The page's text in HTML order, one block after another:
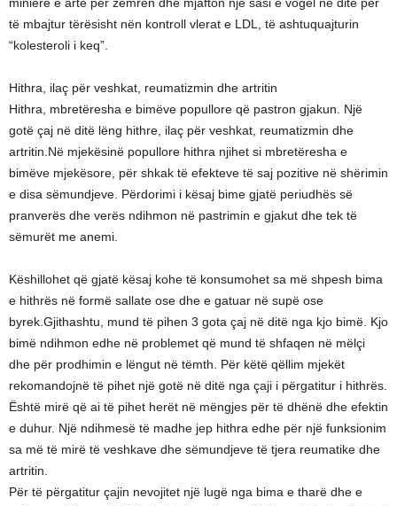
të mbajtur tërësisht nën kontroll vlerat e LDL, të ashtuquajturin
“kolesteroli i keq”.
Hithra, ilaç për veshkat, reumatizmin dhe artritin
Hithra, mbretëresha e bimëve popullore që pastron gjakun. Një
gotë çaj në ditë lëng hithre, ilaç për veshkat, reumatizmin dhe
artritin.Në mjekësinë popullore hithra njihet si mbretëresha e
bimëve mjekësore, për shkak të efekteve të saj pozitive në shërimin
e disa sëmundjeve. Përdorimi i kësaj bime gjatë periudhës së
pranverës dhe verës ndihmon në pastrimin e gjakut dhe tek të
sëmurët me anemi.
Këshillohet që gjatë kësaj kohe të konsumohet sa më shpesh bima
e hithrës në formë sallate ose dhe e gatuar në supë ose
byrek.Gjithashtu, mund të pihen 3 gota çaj në ditë nga kjo bimë. Kjo
bimë ndihmon edhe në problemet që mund të shfaqen në mëlçi
dhe për prodhimin e lëngut në tëmth. Për këtë qëllim mjekët
rekomandojnë të pihet një gotë në ditë nga çaji i përgatitur i hithrës.
Është mirë që ai të pihet herët në mëngjes për të dhënë dhe efektin
e duhur. Një ndihmesë të madhe jep hithra edhe për një funksionim
sa më të mirë të veshkave dhe sëmundjeve të tjera reumatike dhe
artritin.
Për të përgatitur çajin nevojitet një lugë nga bima e tharë dhe e